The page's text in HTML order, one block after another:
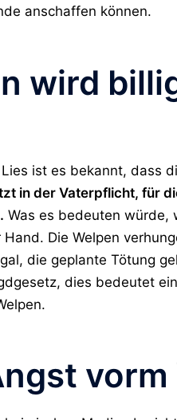
anschaffen können.
wird
ist es bekannt, dass
in der Vaterpflicht, für
Was es bedeuten würde,
Die Welpen
die geplante Tötung
dies bedeutet